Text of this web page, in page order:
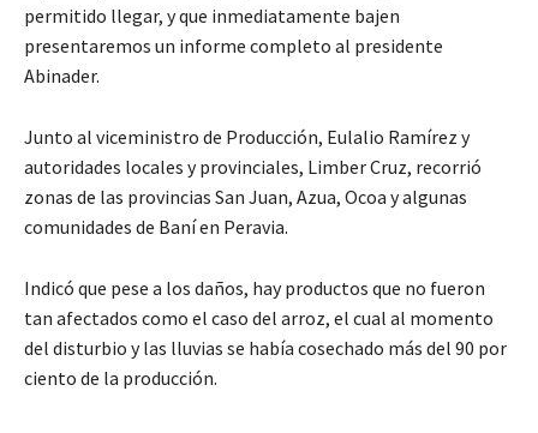
permitido llegar, y que inmediatamente bajen
presentaremos un informe completo al presidente
Abinader.
Junto al viceministro de Producción, Eulalio Ramírez y
autoridades locales y provinciales, Limber Cruz, recorrió
zonas de las provincias San Juan, Azua, Ocoa y algunas
comunidades de Baní en Peravia.
Indicó que pese a los daños, hay productos que no fueron
tan afectados como el caso del arroz, el cual al momento
del disturbio y las lluvias se había cosechado más del 90 por
ciento de la producción.